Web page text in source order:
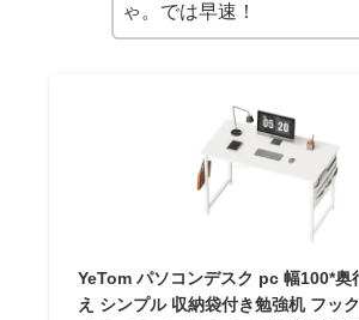
ゃ。では早速！
YeTom パソコンデスク pc 幅100*奥
え シンプル 収納袋付き勉強机 フッ